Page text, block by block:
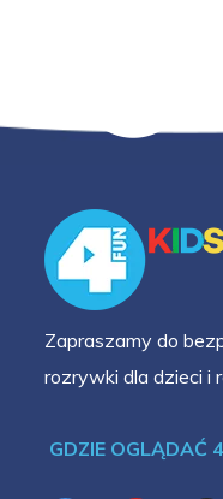
Zapraszamy do
rozrywki dla dzieci i
GDZIE OGLĄDAĆ